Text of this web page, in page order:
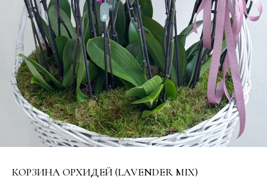
КОРЗИНА ОРХИДЕЙ (LAVENDER MIX)